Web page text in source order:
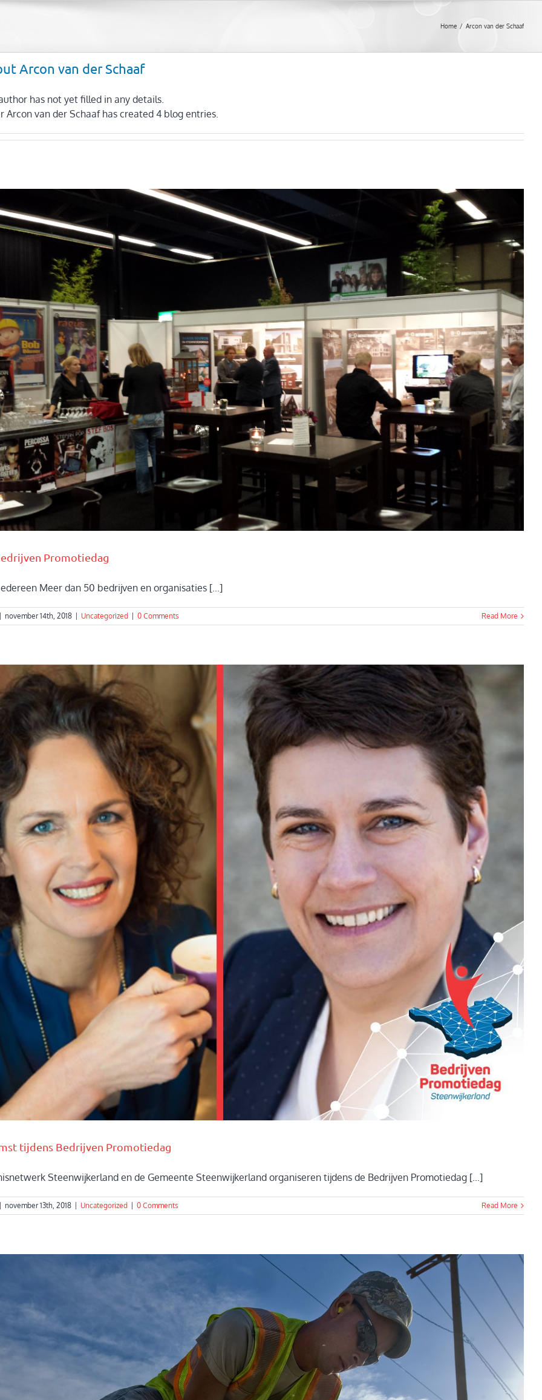
Home / Arcon van der Schaaf
Arcon van der Schaaf
has not yet filled in any details.
Arcon van der Schaaf has created 4 blog entries.
Promotiedag
Meer dan 50 bedrijven en organisaties [...]
november 14th, 2018 Uncategorized 0 Comments Read More
tijdens Bedrijven Promotiedag
Steenwijkerland en de Gemeente Steenwijkerland organiseren tijdens de Bedrijven Promotiedag [...]
november 13th, 2018 Uncategorized 0 Comments Read More